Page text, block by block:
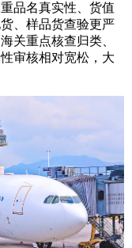
品名真实性、货值
、样品货查验更严
关重点核查归类、
审核相对宽松，大